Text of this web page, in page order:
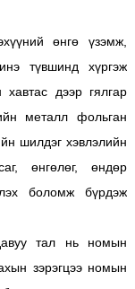
өнгө үзэмж,
түвшинд хүргэж
дээр гялгар
металл фольган
шилдэг хэвлэлийн
өнгөлөг, өндөр
боломж бүрдэж
тал нь номын
зэрэгцээ номын